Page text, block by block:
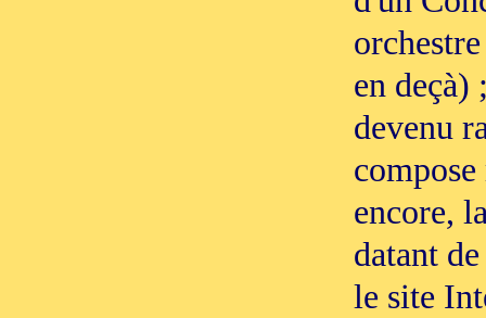
en deçà)
devenu
encore,
datant
le site